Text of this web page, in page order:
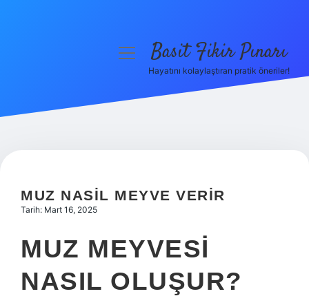
Hakkımızda
menüyüBasit Fikir Pınarı
Hayatını kolaylaştıran pratik öneriler!
MUZ NASIL MEYVE VERIR
Tarih: Mart 16, 2025
MUZ MEYVESI
NASIL OLUŞUR?